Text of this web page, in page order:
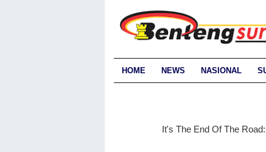
HOME NEWS NASIONAL